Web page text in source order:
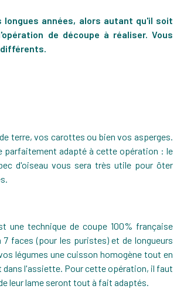
: FINI LES RATÉS
années, alors autant qu'il soit
de découpe à réaliser. Vous
différents.
terre, vos carottes ou bien vos asperges.
parfaitement adapté à cette opération : le
d'oiseau vous sera très utile pour ôter
une technique de coupe 100% française
faces (pour les puristes) et de longueurs
légumes une cuisson homogène tout en
l'assiette. Pour cette opération, il faut
leur lame seront tout à fait adaptés.